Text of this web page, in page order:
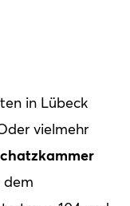
in Lübeck
vielmehr
dem